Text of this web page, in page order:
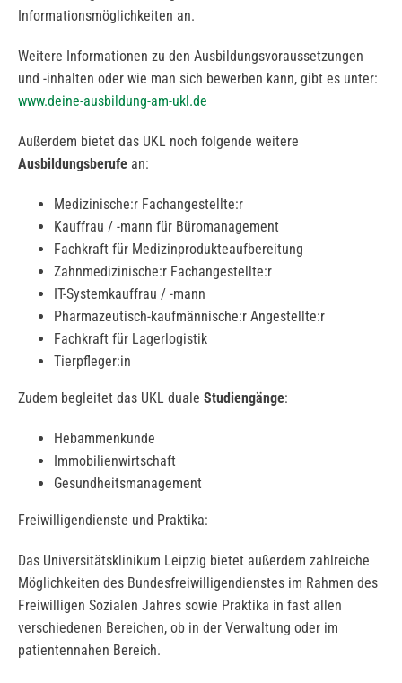
Informationsmöglichkeiten an.
Weitere Informationen zu den Ausbildungsvoraussetzungen
und -inhalten oder wie man sich bewerben kann, gibt es unter:
www.deine-ausbildung-am-ukl.de
Außerdem bietet das UKL noch folgende weitere
Ausbildungsberufe an:
Medizinische:r Fachangestellte:r
Kauffrau / -mann für Büromanagement
Fachkraft für Medizinprodukteaufbereitung
Zahnmedizinische:r Fachangestellte:r
IT-Systemkauffrau / -mann
Pharmazeutisch-kaufmännische:r Angestellte:r
Fachkraft für Lagerlogistik
Tierpfleger:in
Zudem begleitet das UKL duale Studiengänge:
Hebammenkunde
Immobilienwirtschaft
Gesundheitsmanagement
Freiwilligendienste und Praktika:
Das Universitätsklinikum Leipzig bietet außerdem zahlreiche
Möglichkeiten des Bundesfreiwilligendienstes im Rahmen des
Freiwilligen Sozialen Jahres sowie Praktika in fast allen
verschiedenen Bereichen, ob in der Verwaltung oder im
patientennahen Bereich.